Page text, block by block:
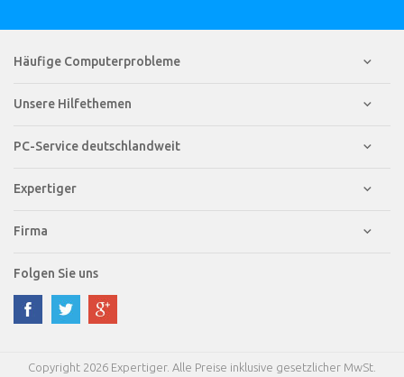
Häufige Computerprobleme
Unsere Hilfethemen
PC-Service deutschlandweit
Expertiger
Firma
Folgen Sie uns
Copyright 2026 Expertiger. Alle Preise inklusive gesetzlicher MwSt.